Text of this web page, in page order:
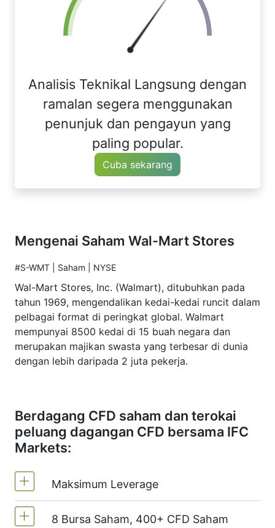
Analisis Teknikal Langsung dengan
ramalan segera menggunakan
penunjuk dan pengayun yang
paling popular.
Cuba sekarang
Mengenai Saham Wal-Mart Stores
#S-WMT | Saham | NYSE
Wal-Mart Stores, Inc. (Walmart), ditubuhkan pada
tahun 1969, mengendalikan kedai-kedai runcit dalam
pelbagai format di peringkat global. Walmart
mempunyai 8500 kedai di 15 buah negara dan
merupakan majikan swasta yang terbesar di dunia
dengan lebih daripada 2 juta pekerja.
Berdagang CFD saham dan terokai
peluang dagangan CFD bersama IFC
Markets:
Maksimum Leverage
MT4 dan MT5 - 1:20 (Margin 5%)
8 Bursa Saham, 400+ CFD Saham